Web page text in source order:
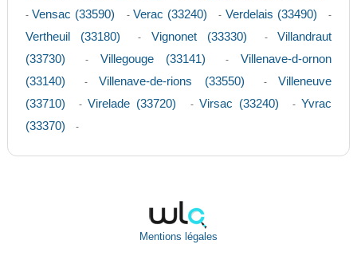
- Vensac (33590) - Verac (33240) - Verdelais (33490) -
Vertheuil (33180) - Vignonet (33330) - Villandraut
(33730)
- Villegouge (33141) - Villenave-d-ornon
(33140)
- Villenave-de-rions (33550) - Villeneuve
(33710)
- Virelade (33720) - Virsac (33240) - Yvrac
(33370)
-
Mentions légales